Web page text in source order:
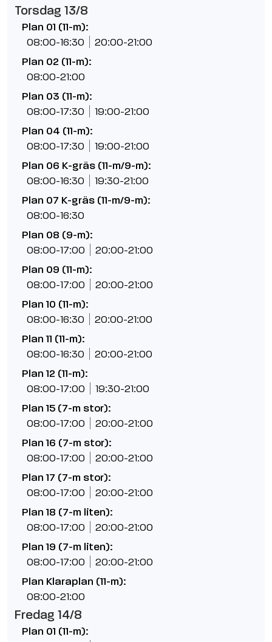
Torsdag 13/8
Plan 01 (11-m):
08:00-16:30 20:00-21:00
Plan 02 (11-m):
08:00-21:00
Plan 03 (11-m):
08:00-17:30 19:00-21:00
Plan 04 (11-m):
08:00-17:30 19:00-21:00
Plan 06 K-gräs (11-m/9-m):
08:00-16:30 19:30-21:00
Plan 07 K-gräs (11-m/9-m):
08:00-16:30
Plan 08 (9-m):
08:00-17:00 20:00-21:00
Plan 09 (11-m):
08:00-17:00 20:00-21:00
Plan 10 (11-m):
08:00-16:30 20:00-21:00
Plan 11 (11-m):
08:00-16:30 20:00-21:00
Plan 12 (11-m):
08:00-17:00 19:30-21:00
Plan 15 (7-m stor):
08:00-17:00 20:00-21:00
Plan 16 (7-m stor):
08:00-17:00 20:00-21:00
Plan 17 (7-m stor):
08:00-17:00 20:00-21:00
Plan 18 (7-m liten):
08:00-17:00 20:00-21:00
Plan 19 (7-m liten):
08:00-17:00 20:00-21:00
Plan Klaraplan (11-m):
08:00-21:00
Fredag 14/8
Plan 01 (11-m):